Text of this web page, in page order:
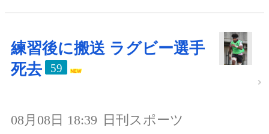
練習後に搬送 ラグビー選手
死去
59
08月08日 18:39 日刊スポーツ